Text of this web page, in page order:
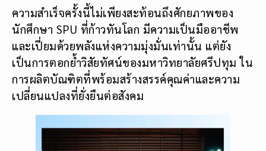
ความสำเร็จครั้งนี้ไม่เพียงสะท้อนถึงศักยภาพของ
นักศึกษา SPU ที่ก้าวทันโลก มีความเป็นมืออาชีพ
และเปี่ยมด้วยพลังแห่งความมุ่งมั่นเท่านั้น แต่ยัง
เป็นการตอกย้ำวิสัยทัศน์ของมหาวิทยาลัยศรีปทุม ใน
การผลิตบัณฑิตที่พร้อมสร้างสรรค์คุณค่าและความ
เปลี่ยนแปลงที่ยั่งยืนต่อสังคม